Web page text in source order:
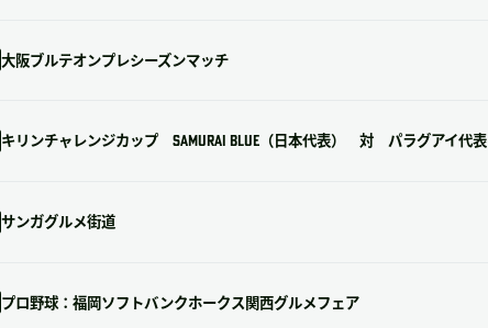
大阪ブルテオンプレシーズンマッチ
キリンチャレンジカップ SAMURAI BLUE（日本代表） 対 パラグアイ代表
サンガグルメ街道
プロ野球：福岡ソフトバンクホークス関西グルメフェア